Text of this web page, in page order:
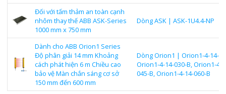
Đối với tấm thảm an toàn cạnh
nhôm thay thế ABB ASK-Series
1000 mm x 750 mm
Dòng ASK | ASK-1U4.4-NP
Dành cho ABB Orion1 Series
Độ phân giải 14 mm Khoảng
cách phát hiện 6 m Chiều cao
bảo vệ Màn chắn sáng cơ sở
150 mm đến 600 mm
Dòng Orion1 | Orion1-4-14-
Orion1-4-14-030-B, Orion1-4-
045-B, Orion1-4-14-060-B